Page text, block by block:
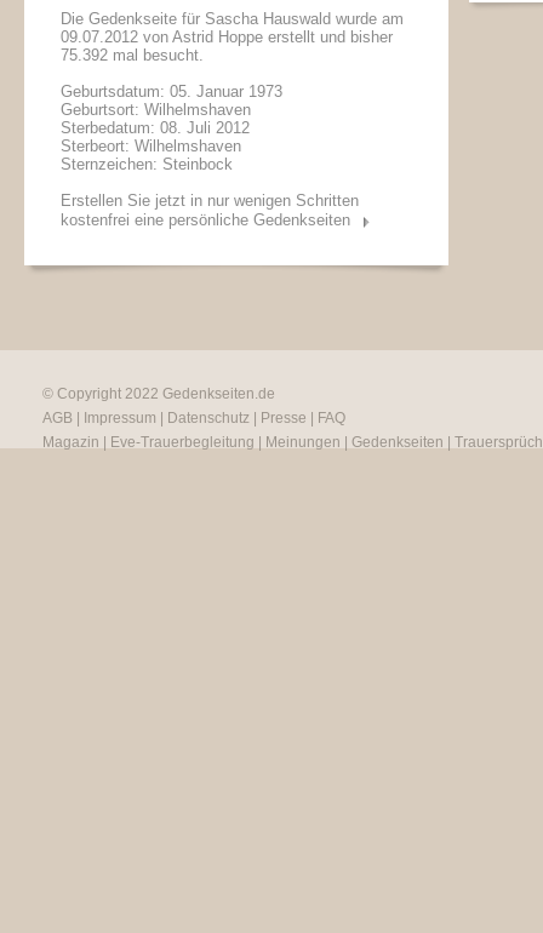
Die Gedenkseite für Sascha Hauswald wurde am
09.07.2012 von Astrid Hoppe erstellt und bisher
75.392 mal besucht.
Geburtsdatum: 05. Januar 1973
Geburtsort: Wilhelmshaven
Sterbedatum: 08. Juli 2012
Sterbeort: Wilhelmshaven
Sternzeichen: Steinbock
Erstellen Sie jetzt in nur wenigen Schritten
kostenfrei eine persönliche Gedenkseiten
© Copyright 2022 Gedenkseiten.de
AGB
Impressum Datenschutz Presse
FAQ
Magazin
Eve-Trauerbegleitung Meinungen Gedenkseiten